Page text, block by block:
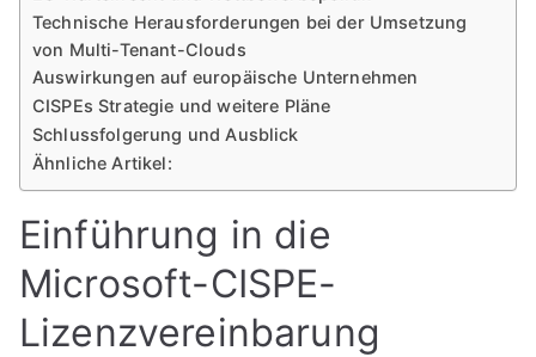
Technische Herausforderungen bei der Umsetzung
von Multi-Tenant-Clouds
Auswirkungen auf europäische Unternehmen
CISPEs Strategie und weitere Pläne
Schlussfolgerung und Ausblick
Ähnliche Artikel:
Einführung in die
Microsoft-CISPE-
Lizenzvereinbarung